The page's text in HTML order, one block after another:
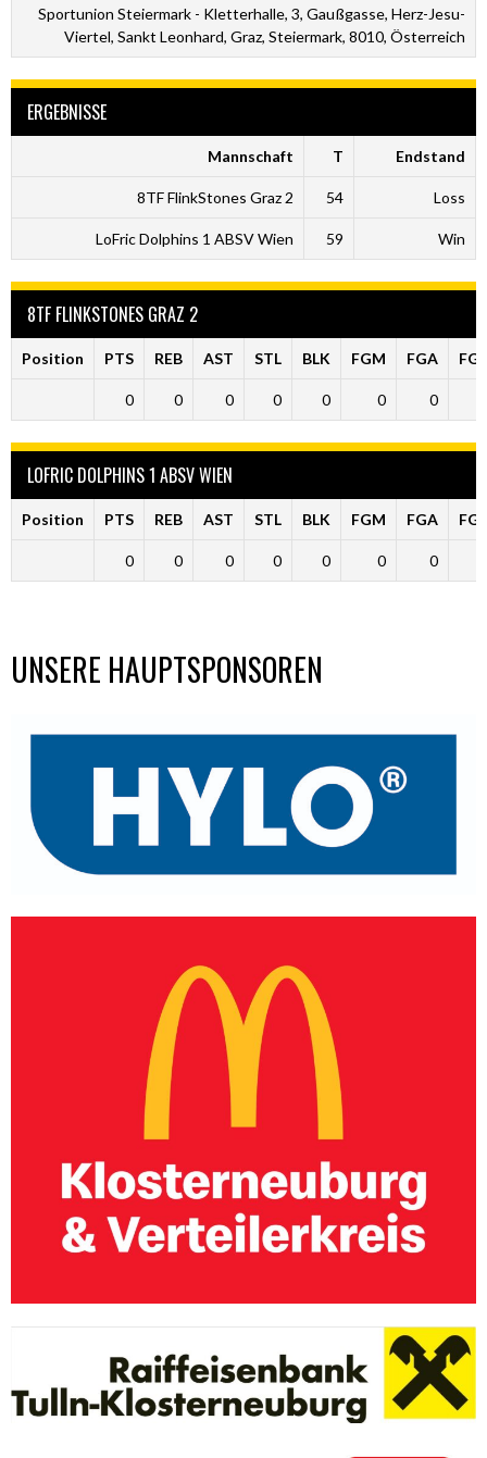
Sportunion Steiermark - Kletterhalle, 3, Gaußgasse, Herz-Jesu-
Viertel, Sankt Leonhard, Graz, Steiermark, 8010, Österreich
ERGEBNISSE
Mannschaft T Endstand
8TF FlinkStones Graz 2 54 Loss
LoFric Dolphins 1 ABSV Wien 59 Win
8TF FLINKSTONES GRAZ 2
Position PTS REB AST STL BLK FGM FGA
0 0 0 0 0 0 0
LOFRIC DOLPHINS 1 ABSV WIEN
Position PTS REB AST STL BLK FGM FGA
0 0 0 0 0 0 0
UNSERE HAUPTSPONSOREN